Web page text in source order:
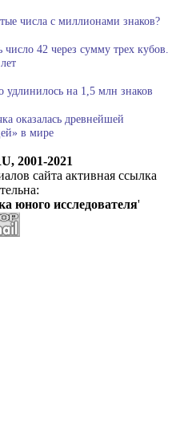
числа с миллионами знаков?
42 через сумму трех кубов.
удлинилось на 1,5 млн знаков
оказалась древнейшей
в мире
2001-2021
сайта активная ссылка
юного исследователя'